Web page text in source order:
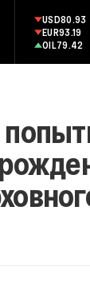
USD80.93
EUR93.19
OIL79.42